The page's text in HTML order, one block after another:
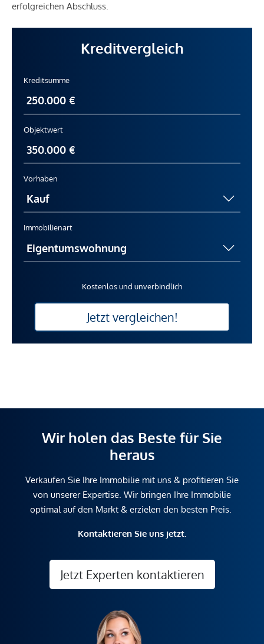
erfolgreichen Abschluss.
Kreditvergleich
Kreditsumme
Objektwert
Vorhaben
Immobilienart
Kostenlos und unverbindlich
Jetzt vergleichen!
Wir holen das Beste für Sie
heraus
Verkaufen Sie Ihre Immobilie mit uns & profitieren Sie
von unserer Expertise. Wir bringen Ihre Immobilie
optimal auf den Markt & erzielen den besten Preis.
Kontaktieren Sie uns jetzt.
Jetzt Experten kontaktieren